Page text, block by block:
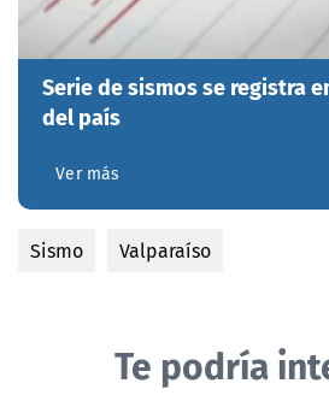
Serie de sismos se registra
del país
Ver más
Sismo Valparaíso
Te podría